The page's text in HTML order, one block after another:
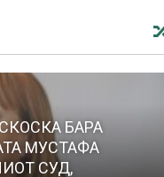
БАРА
МУСТАФА
СУД,